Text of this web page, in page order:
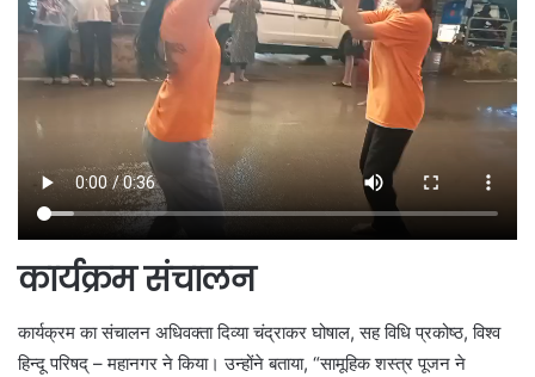
कार्यक्रम संचालन
कार्यक्रम का संचालन अधिवक्ता दिव्या चंद्राकर घोषाल, सह विधि प्रकोष्ठ, विश्व
हिन्दू परिषद् – महानगर ने किया। उन्होंने बताया, “सामूहिक शस्त्र पूजन ने